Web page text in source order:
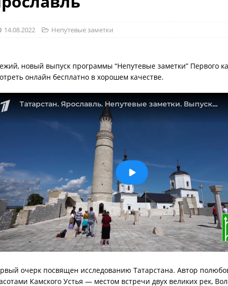
14.08.2022 Непутевые заметки
новый выпуск программы “Непутевые заметки” Первого
онлайн бесплатно в хорошем качестве.
очерк посвящен исследованию Татарстана. Автор
Камского Устья — местом встречи двух великих рек,